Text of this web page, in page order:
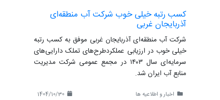
کسب رتبه خیلی خوب شرکت آب منطقه‌ای
آذربایجان غربی
شرکت آب منطقه‌ای آذربایجان غربی موفق به کسب رتبه
خیلی خوب در ارزیابی عملکردطرح‌های تملک دارایی‌های
سرمایه‌ای سال ۱۴۰۳ در مجمع عمومی شرکت مدیریت
منابع آب ایران شد.
اخبار و اطلاعیه ها